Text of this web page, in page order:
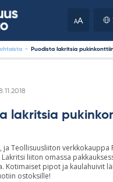
AA
- Puodista lakritsia
lakritsia
ja Teollisuusliiton verkkokauppa
liiton omassa
Kotimaiset pipot ja kaulahuivit
ostoksille!
clipboard.)